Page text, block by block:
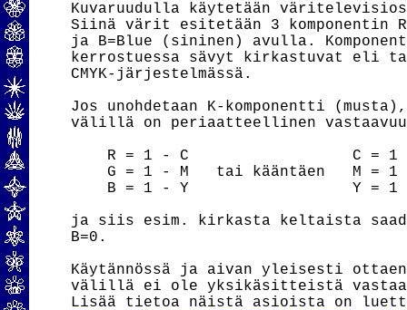
Kuvaruudulla käytetään
Siinä värit esitetään 3 komponentin
ja B=Blue (sininen) avulla.
kerrostuessa sävyt kirkastuvat eli
CMYK-järjestelmässä.
Jos unohdetaan K-komponentti
välillä on periaatteellinen
R = 1 - C                  C = 1
G = 1 - M   tai kääntäen   M = 1
B = 1 - Y                  Y = 1
ja siis esim. kirkasta keltaista
B=0.
Käytännössä ja aivan yleisesti ottaen
välillä ei ole yksikäsitteistä